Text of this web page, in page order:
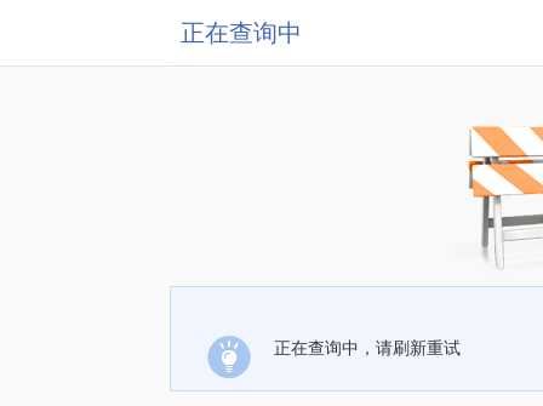
正在查询中
正在查询中，请刷新重试